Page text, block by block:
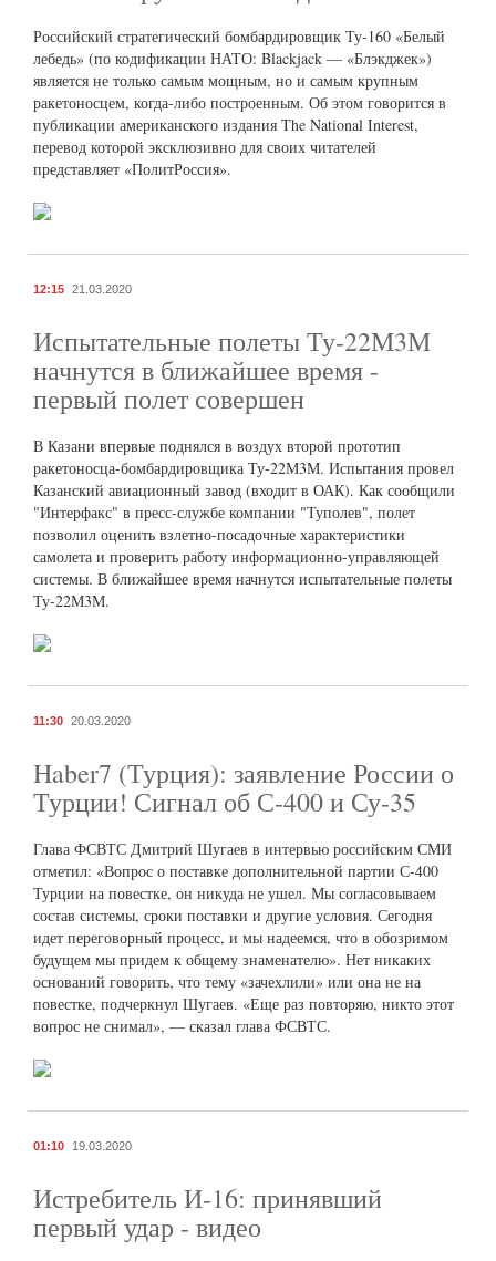
Российский стратегический бомбардировщик Ту-160 «Белый
лебедь» (по кодификации НАТО: Blackjack — «Блэкджек»)
является не только самым мощным, но и самым крупным
ракетоносцем, когда-либо построенным. Об этом говорится в
публикации американского издания The National Interest,
перевод которой эксклюзивно для своих читателей
представляет «ПолитРоссия».
12:15 21.03.2020
Испытательные полеты Ту-22М3М
начнутся в ближайшее время -
первый полет совершен
В Казани впервые поднялся в воздух второй прототип
ракетоносца-бомбардировщика Ту-22М3М. Испытания провел
Казанский авиационный завод (входит в ОАК). Как сообщили
"Интерфакс" в пресс-службе компании "Туполев", полет
позволил оценить взлетно-посадочные характеристики
самолета и проверить работу информационно-управляющей
системы. В ближайшее время начнутся испытательные полеты
Ту-22М3М.
11:30 20.03.2020
Haber7 (Турция): заявление России о
Турции! Сигнал об С-400 и Су-35
Глава ФСВТС Дмитрий Шугаев в интервью российским СМИ
отметил: «Вопрос о поставке дополнительной партии С-400
Турции на повестке, он никуда не ушел. Мы согласовываем
состав системы, сроки поставки и другие условия. Сегодня
идет переговорный процесс, и мы надеемся, что в обозримом
будущем мы придем к общему знаменателю». Нет никаких
оснований говорить, что тему «зачехлили» или она не на
повестке, подчеркнул Шугаев. «Еще раз повторяю, никто этот
вопрос не снимал», — сказал глава ФСВТС.
01:10 19.03.2020
Истребитель И-16: принявший
первый удар - видео